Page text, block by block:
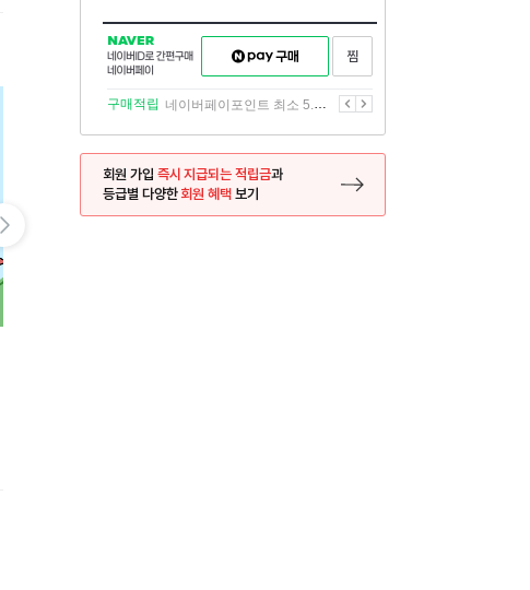
NAVER
네이버
ID로
간편구매
네이버페이
구매하기
이전
구매적립 네이버페이포인트 최소 5.5% 적립 다음
회원 가입 즉시 지급되는 적립금과
등급별 다양한회원 혜택 보기